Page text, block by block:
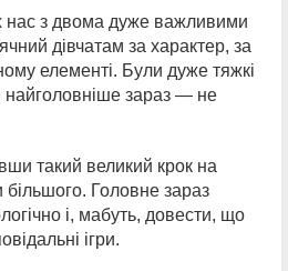
нас з двома дуже важливими
дівчатам за характер, за
елементі. Були дуже тяжкі
найголовніше зараз — не
такий великий крок на
більшого. Головне зараз
і, мабуть, довести, що
ігри.